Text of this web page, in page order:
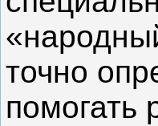
точно
помогать